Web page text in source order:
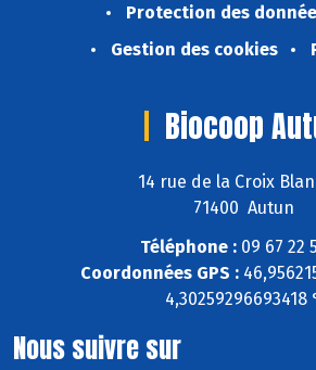
Protection des
Gestion des cookies
Biocoop
14 rue de la Croix
71400 Autun
Téléphone : 09 67 22
Coordonnées GPS :
4,30259296693418
Nous suivre sur